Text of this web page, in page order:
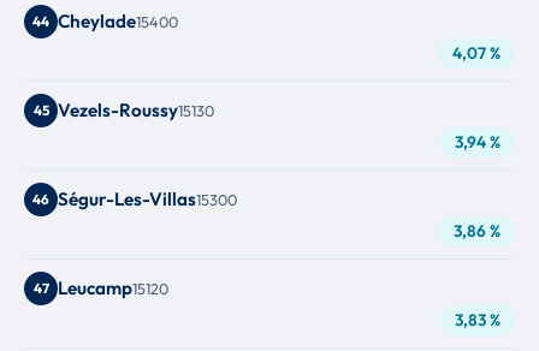
44 Cheylade15400
4,07 %
45 Vezels-Roussy15130
3,94 %
46 Ségur-Les-Villas15300
3,86 %
47 Leucamp15120
3,83 %